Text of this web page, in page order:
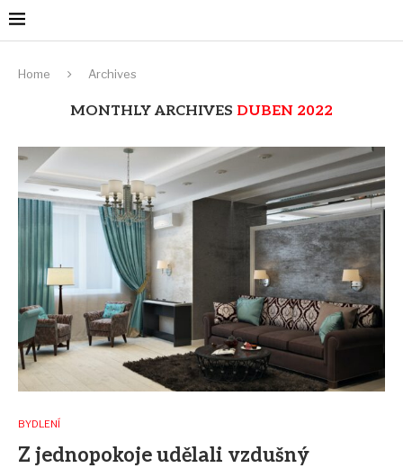
Home Archives
MONTHLY ARCHIVES DUBEN 2022
BYDLENÍ
Z jednopokoje udělali vzdušný